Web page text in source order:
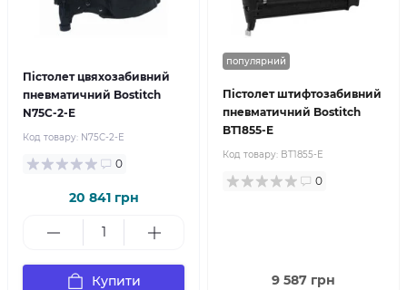
Пістолет цвяхозабивний
пневматичний Bostitch
N75C-2-E
Код товару: N75C-2-E
0
20 841 грн
Купити
популярний
Пістолет штифтозабивний
пневматичний Bostitch
BT1855-E
Код товару: BT1855-E
0
9 587 грн